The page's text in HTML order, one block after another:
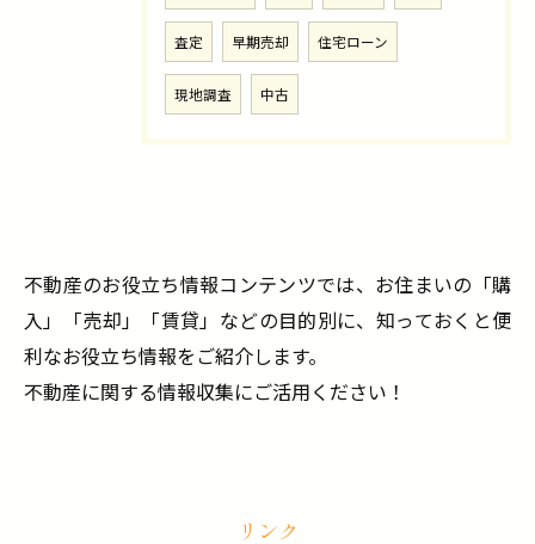
査定 早期売却 住宅ローン
現地調査 中古
不動産のお役立ち情報コンテンツでは、お住まいの「購
入」「売却」「賃貸」などの目的別に、知っておくと便
利なお役立ち情報をご紹介します。
不動産に関する情報収集にご活用ください！
リンク